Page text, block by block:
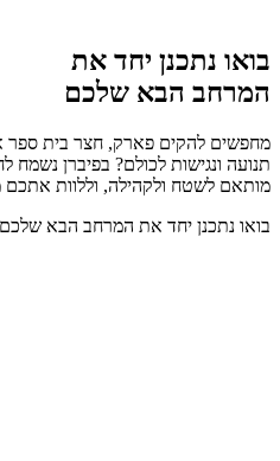
בואו נתכנן יחד את
המרחב הבא שלכם
מחפשים להקים פארק, חצר בית ספר
תנועה ונגישות לכולם? בפיברן נשמח
מותאם לשטח ולקהילה, וללוות
בואו נתכנן יחד את המרחב הבא שלכם